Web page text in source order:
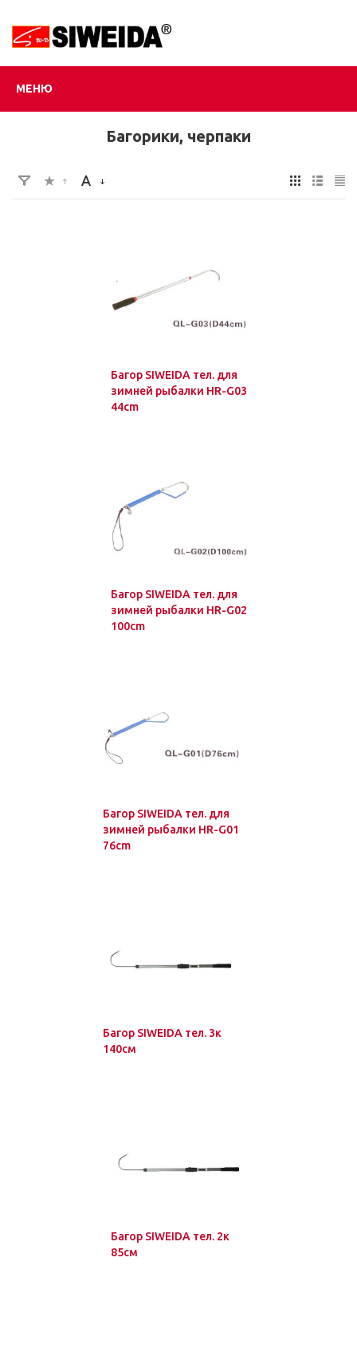
МЕНЮ
Багорики, черпаки
Багор SIWEIDA тел. для
зимней рыбалки HR-G03
44cm
Багор SIWEIDA тел. для
зимней рыбалки HR-G02
100cm
Багор SIWEIDA тел. для
зимней рыбалки HR-G01
76cm
Багор SIWEIDA тел. 3к
140см
Багор SIWEIDA тел. 2к
85см